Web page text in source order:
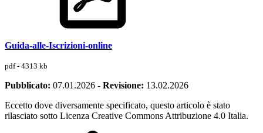
Guida-alle-Iscrizioni-online
pdf - 4313 kb
Pubblicato: 07.01.2026 - Revisione: 13.02.2026
Eccetto dove diversamente specificato, questo articolo è stato
rilasciato sotto Licenza Creative Commons Attribuzione 4.0 Italia.